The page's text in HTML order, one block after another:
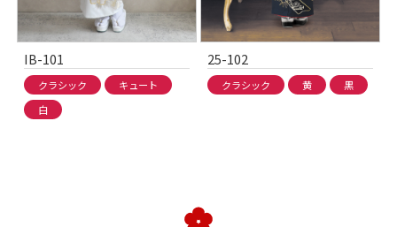
IB-101
クラシック
キュート
白
25-102
クラシック 黄 黒